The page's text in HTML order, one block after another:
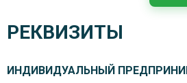
РЕКВИЗИТЫ
ИНДИВИДУАЛЬНЫЙ